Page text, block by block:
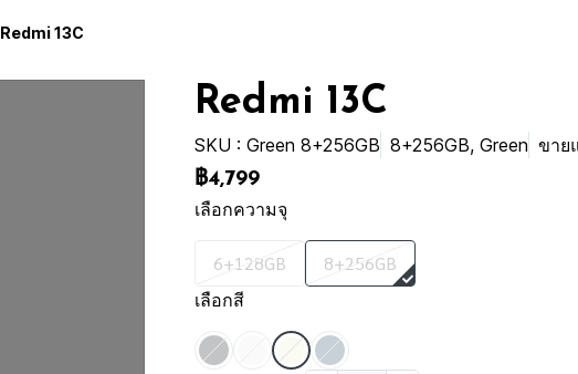
Redmi 13C
Redmi 13C
SKU : Green 8+256GB 8+256GB, Green ขาย
฿4,799
เลือกความจุ
6+128GB 8+256GB
เลือกสี